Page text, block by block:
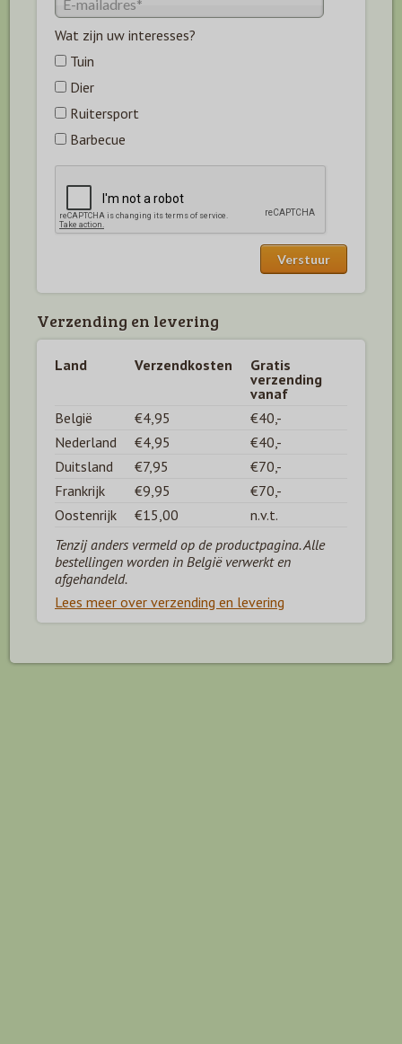
Wat zijn uw interesses?
Tuin
Dier
Ruitersport
Barbecue
Verzending en levering
Land Verzendkosten
Gratis
verzending
vanaf
België
€4,95
€40,-
Nederland
€4,95
€40,-
Duitsland
€7,95
€70,-
Frankrijk
€9,95
€70,-
Oostenrijk
€15,00
n.v.t.
Tenzij anders vermeld op de productpagina. Alle
bestellingen worden in België verwerkt en
afgehandeld.
Lees meer over verzending en levering